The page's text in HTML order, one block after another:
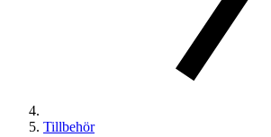
Tillbehör